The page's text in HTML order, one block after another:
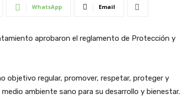
WhatsApp Email
aprobaron el reglamento de Protección y
objetivo regular, promover, respetar, proteger y
ambiente sano para su desarrollo y bienestar.